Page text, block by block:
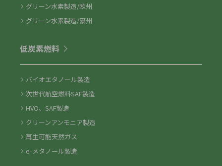
グリーン水素製造/欧州
グリーン水素製造/豪州
低炭素燃料
バイオエタノール製造
次世代航空燃料SAF製造
HVO、SAF製造
クリーンアンモニア製造
再生可能天然ガス
e-メタノール製造